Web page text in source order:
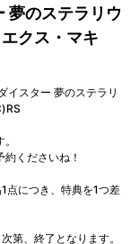
夢のステラリウ
クス・マキ
イスター 夢のステラリ
くださいね！
点につき、特典を1つ差
第、終了となります。